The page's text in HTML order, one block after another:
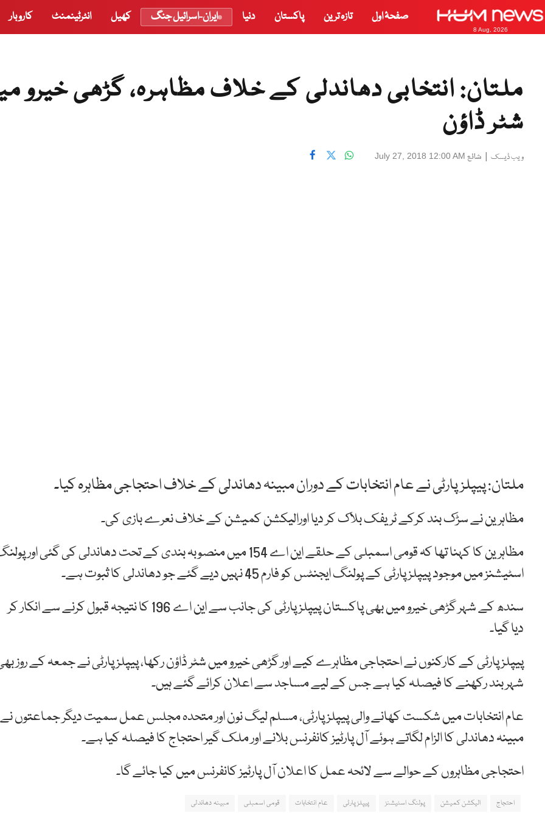
8 Aug, 2026
صفحۂ اول تازہ ترین پاکستان دنیا ایران-اسرائیل جنگ کھیل انٹرٹینمنٹ کاروبار
ملتان: انتخابی دھاندلی کے خلاف مظاہرہ، گڑھی خیرو
شٹر ڈاؤن
ویب ڈیسک | شائع July 27, 2018 12:00 AM
ملتان: پیپلزپارٹی نے عام انتخابات کے دوران مبینہ دھاندلی کے خلاف احتجاجی مظاہرہ کیا۔
مظاہرین نے سڑک بند کرکے ٹریفک بلاک کر دیا اورالیکشن کمیشن کے خلاف نعرے بازی کی۔
مظاہرین کا کہنا تھا کہ قومی اسمبلی کے حلقے این اے 154 میں منصوبہ بندی کے تحت دھاندلی کی گئی اور
اسٹیشنز میں موجود پیپلز پارٹی کے پولنگ ایجنٹس کو فارم 45 نہیں دیے گئے جو دھاندلی کا ثبوت ہے۔
سندھ کے شہر گڑھی خیرو میں بھی پاکستان پیپلز پارٹی کی جانب سے این اے 196 کا نتیجہ قبول کرنے سے انکار کر
دیا گیا۔
پیپلز پارٹی کے کارکنوں نے احتجاجی مظاہرے کیے اور گڑھی خیرو میں شٹر ڈاؤن رکھا، پیپلز پارٹی نے جمعہ کے روز
شہر بند رکھنے کا فیصلہ کیا ہے جس کے لیے مساجد سے اعلان کرائے گئے ہیں۔
عام انتخابات میں شکست کھانے والی پیپلزپارٹی، مسلم لیگ نون اور متحدہ مجلس عمل سمیت دیگر جماعتوں نے
مبینہ دھاندلی کا الزام لگاتے ہوئے آل پارٹیز کانفرنس بلانے اور ملک گیر احتجاج کا فیصلہ کیا ہے۔
احتجاجی مظاہروں کے حوالے سے لائحہ عمل کا اعلان آل پارٹیز کانفرنس میں کیا جائے گا۔
احتجاج الیکشن کمیشن پولنگ اسٹیشنز پیپلزپارٹی عام انتخابات قومی اسمبلی مبینہ دھاندلی